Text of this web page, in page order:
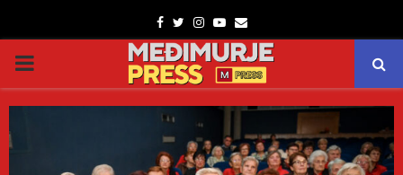
Facebook
TwitterInstagram
Youtube
Email
PRIMARY
MENU